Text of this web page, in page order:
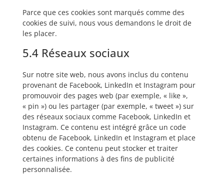
Parce que ces cookies sont marqués comme des
cookies de suivi, nous vous demandons le droit de
les placer.
5.4 Réseaux sociaux
Sur notre site web, nous avons inclus du contenu
provenant de Facebook, LinkedIn et Instagram pour
promouvoir des pages web (par exemple, « like »,
« pin ») ou les partager (par exemple, « tweet ») sur
des réseaux sociaux comme Facebook, LinkedIn et
Instagram. Ce contenu est intégré grâce un code
obtenu de Facebook, LinkedIn et Instagram et place
des cookies. Ce contenu peut stocker et traiter
certaines informations à des fins de publicité
personnalisée.